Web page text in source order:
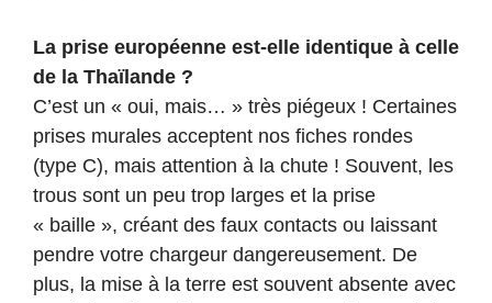
La prise européenne est-elle identique à celle
de la Thaïlande ?
C’est un « oui, mais… » très piégeux ! Certaines
prises murales acceptent nos fiches rondes
(type C), mais attention à la chute ! Souvent, les
trous sont un peu trop larges et la prise
« baille », créant des faux contacts ou laissant
pendre votre chargeur dangereusement. De
plus, la mise à la terre est souvent absente avec